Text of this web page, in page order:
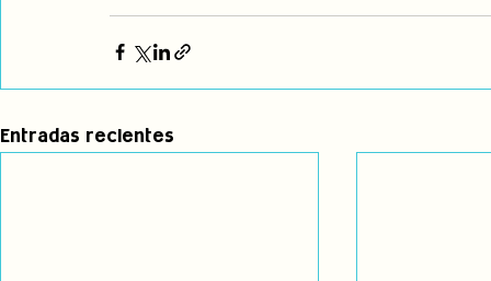
Entradas recientes